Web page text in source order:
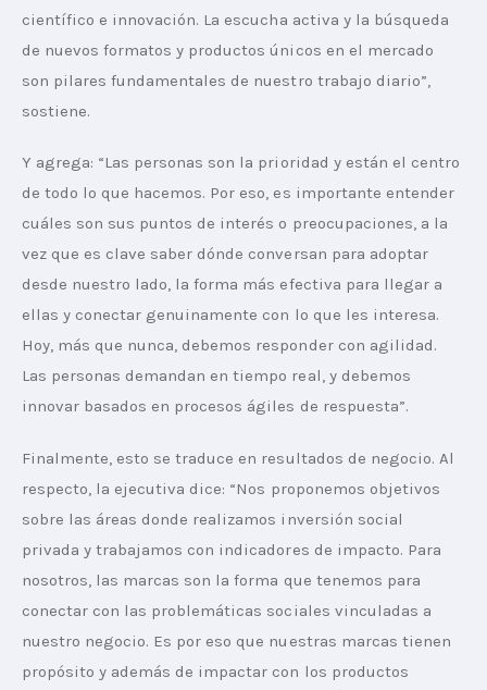
científico e innovación. La escucha activa y la búsqueda
de nuevos formatos y productos únicos en el mercado
son pilares fundamentales de nuestro trabajo diario”,
sostiene.
Y agrega: “Las personas son la prioridad y están el centro
de todo lo que hacemos. Por eso, es importante entender
cuáles son sus puntos de interés o preocupaciones, a la
vez que es clave saber dónde conversan para adoptar
desde nuestro lado, la forma más efectiva para llegar a
ellas y conectar genuinamente con lo que les interesa.
Hoy, más que nunca, debemos responder con agilidad.
Las personas demandan en tiempo real, y debemos
innovar basados en procesos ágiles de respuesta”.
Finalmente, esto se traduce en resultados de negocio. Al
respecto, la ejecutiva dice: “Nos proponemos objetivos
sobre las áreas donde realizamos inversión social
privada y trabajamos con indicadores de impacto. Para
nosotros, las marcas son la forma que tenemos para
conectar con las problemáticas sociales vinculadas a
nuestro negocio. Es por eso que nuestras marcas tienen
propósito y además de impactar con los productos